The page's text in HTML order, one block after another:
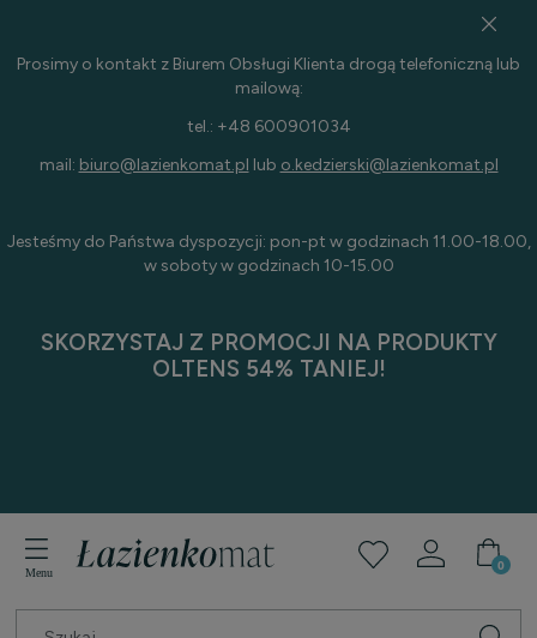
Prosimy o kontakt z Biurem Obsługi Klienta drogą telefoniczną lub
mailową:
tel.: +48 600901034
mail: biuro@lazienkomat.pl lub o.kedzierski@lazienkomat.pl
Jesteśmy do Państwa dyspozycji: pon-pt w godzinach 11.00-18.00,
w soboty w godzinach 10-15.00
SKORZYSTAJ Z PROMOCJI NA PRODUKTY
OLTENS 54% TANIEJ!